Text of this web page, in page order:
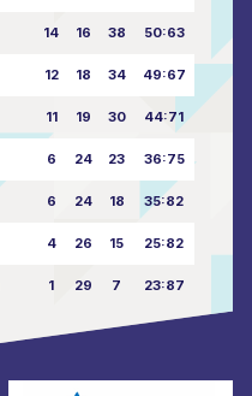
14 16 38 50:63
12 18 34 49:67
11 19 30 44:71
6 24 23 36:75
6 24 18 35:82
4 26 15 25:82
1 29 7 23:87